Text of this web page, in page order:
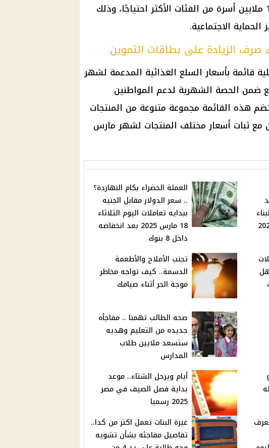
وستستفيد من هذه الزيادة نحو 10 ملايين أسرة من الفئات الأكثر احتياجًا، وذلك
الاجتماعية.
صرف الزيادة على بطاقات التموين
قائمة بأسعار السلع الغذائية المدعمة لشهر
السلع ضمن الحصة الشهرية لدعم المواطنين
هذه القائمة مجموعة متنوعة من المنتجات
مع ثبات أسعار مختلف المنتجات لشهر مارس
العملة الخضراء بكام النهاردة؟
.. سعر الدولار مقابل الجنيه
ببدايه تعاملات اليوم الثلاثاء
18 مارس 2025 بعد انخفاضه
داخل 8 بنوك
تجنب الأملاح والأطعمة
الدسمة.. كيف تواجه مخاطر
موجة الحر أثناء صيامك
صحه الطالب تهمنا .. مفاجأه
جديده من التعليم وهديه
ستسعد ملايين طلاب
المدارس
أيام ويرحل الشتاء.. موعد
بداية فصل الصيف في مصر
2025 رسميا
غيرة البنات تعمل اكتر من كدا..
تفاصيل مفاجئه بشأن تشويه